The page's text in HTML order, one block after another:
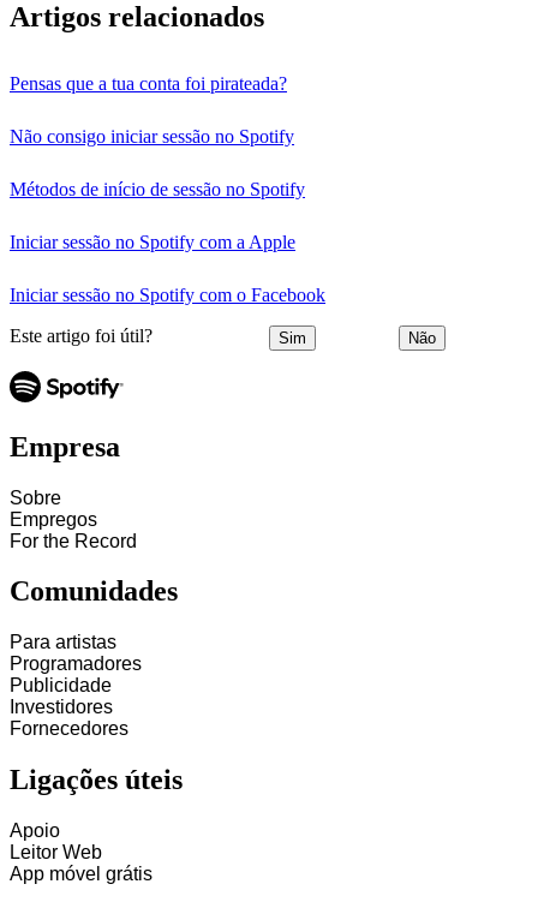
Artigos relacionados
Pensas que a tua conta foi pirateada?
Não consigo iniciar sessão no Spotify
Métodos de início de sessão no Spotify
Iniciar sessão no Spotify com a Apple
Iniciar sessão no Spotify com o Facebook
Este artigo foi útil? Sim Não
Empresa
Sobre
Empregos
For the Record
Comunidades
Para artistas
Programadores
Publicidade
Investidores
Fornecedores
Ligações úteis
Apoio
Leitor Web
App móvel grátis